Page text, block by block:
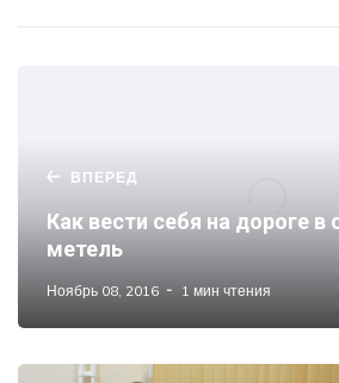
ВПЕРЕД
Как вести себя на дороге в
метель
Ноябрь 08, 2016 1 мин чтения